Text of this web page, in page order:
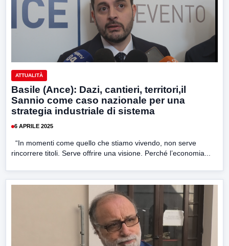
ATTUALITÀ
Basile (Ance): Dazi, cantieri, territori,il
Sannio come caso nazionale per una
strategia industriale di sistema
6 APRILE 2025
“In momenti come quello che stiamo vivendo, non serve
rincorrere titoli. Serve offrire una visione. Perché l’economia...